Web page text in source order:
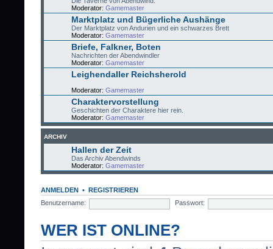
Moderator: Gamemaster
Marktplatz und Bügerliche Aushänge
Der Marktplatz von Andurien und ein schwarzes Brett
Moderator: Gamemaster
Briefe, Falkner, Boten
Nachrichten der Abendwindler
Moderator: Gamemaster
Leighendaller Reichsherold
Moderator: Gamemaster
Charaktervorstellung
Geschichten der Charaktere hier rein.
Moderator: Gamemaster
ARCHIV
Hallen der Zeit
Das Archiv Abendwinds
Moderator: Gamemaster
ANMELDEN • REGISTRIEREN
Benutzername:
Passwort:
WER IST ONLINE?